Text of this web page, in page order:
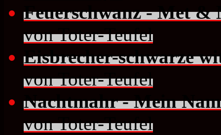
Feuerschwanz - Met &
von Toter-Teufel
Eisbrecher-schwarze
von Toter-Teufel
Nachtmahr - Mein
von Toter-Teufel